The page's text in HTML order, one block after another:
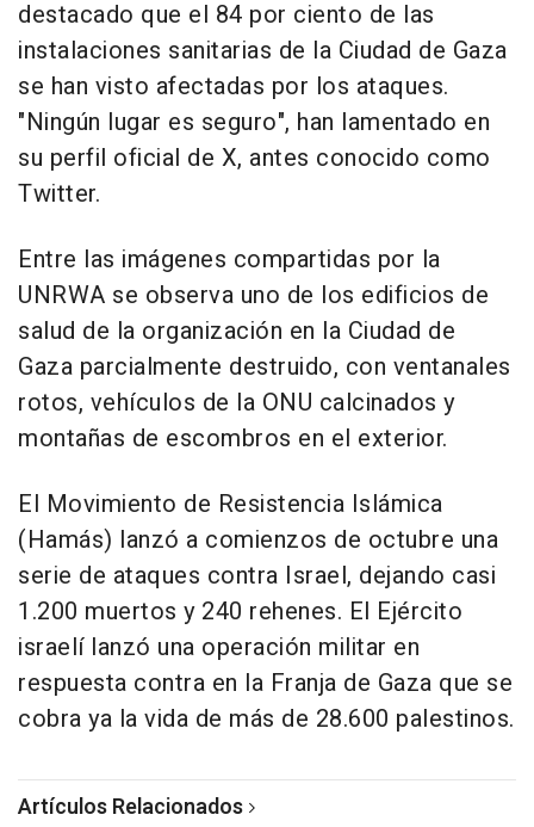
destacado que el 84 por ciento de las
instalaciones sanitarias de la Ciudad de Gaza
se han visto afectadas por los ataques.
"Ningún lugar es seguro", han lamentado en
su perfil oficial de X, antes conocido como
Twitter.
Entre las imágenes compartidas por la
UNRWA se observa uno de los edificios de
salud de la organización en la Ciudad de
Gaza parcialmente destruido, con ventanales
rotos, vehículos de la ONU calcinados y
montañas de escombros en el exterior.
El Movimiento de Resistencia Islámica
(Hamás) lanzó a comienzos de octubre una
serie de ataques contra Israel, dejando casi
1.200 muertos y 240 rehenes. El Ejército
israelí lanzó una operación militar en
respuesta contra en la Franja de Gaza que se
cobra ya la vida de más de 28.600 palestinos.
Artículos Relacionados